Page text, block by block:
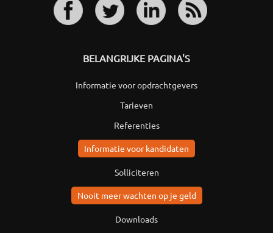
BELANGRIJKE PAGINA'S
Informatie voor opdrachtgevers
Tarieven
Referenties
Informatie voor kandidaten
Solliciteren
Nooit meer wachten op je geld
Downloads